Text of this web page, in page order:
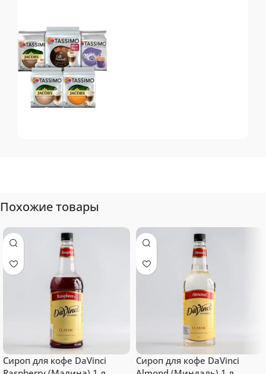
Похожие товары
Сироп для кофе DaVinci
Сироп для кофе DaVinci